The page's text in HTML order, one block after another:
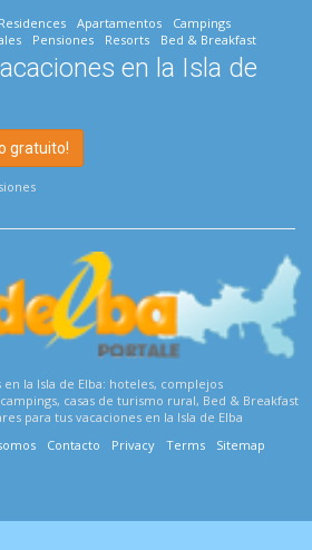
Residences Apartamentos
Campings
Pensiones Resorts Bed & Breakfast
en la Isla de
gratuito!
la Isla de Elba: hoteles, complejos
casas de turismo rural, Bed & Breakfast
para tus vacaciones en la Isla de Elba
Contacto Privacy Terms
Sitemap